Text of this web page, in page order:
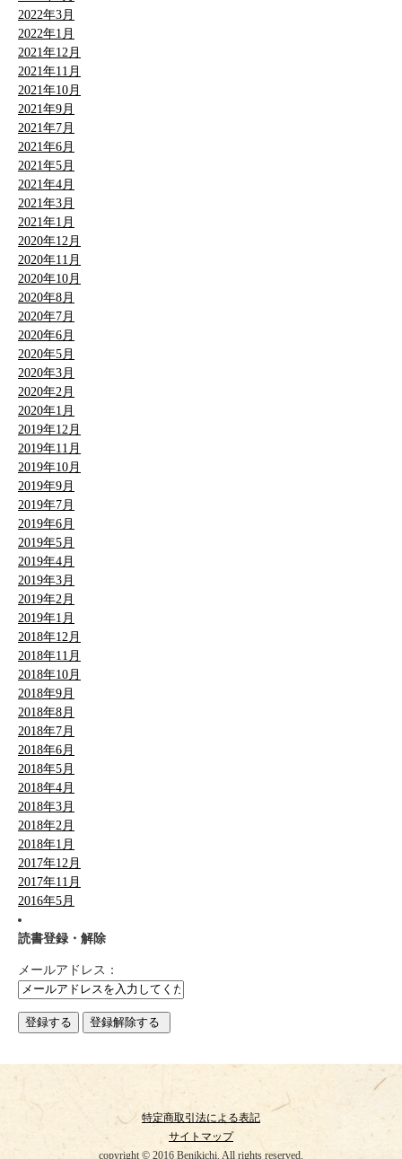
2022年3月
2022年1月
2021年12月
2021年11月
2021年10月
2021年9月
2021年7月
2021年6月
2021年5月
2021年4月
2021年3月
2021年1月
2020年12月
2020年11月
2020年10月
2020年8月
2020年7月
2020年6月
2020年5月
2020年3月
2020年2月
2020年1月
2019年12月
2019年11月
2019年10月
2019年9月
2019年7月
2019年6月
2019年5月
2019年4月
2019年3月
2019年2月
2019年1月
2018年12月
2018年11月
2018年10月
2018年9月
2018年8月
2018年7月
2018年6月
2018年5月
2018年4月
2018年3月
2018年2月
2018年1月
2017年12月
2017年11月
2016年5月
読書登録・解除
メールアドレス：
特定商取引法による表記
サイトマップ
copyright © 2016 Benikichi. All rights reserved.